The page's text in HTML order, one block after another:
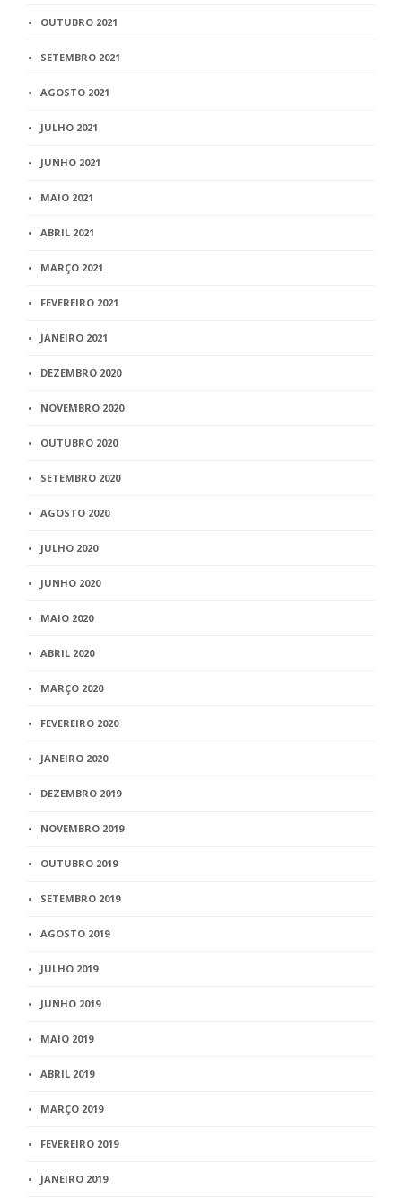
OUTUBRO 2021
SETEMBRO 2021
AGOSTO 2021
JULHO 2021
JUNHO 2021
MAIO 2021
ABRIL 2021
MARÇO 2021
FEVEREIRO 2021
JANEIRO 2021
DEZEMBRO 2020
NOVEMBRO 2020
OUTUBRO 2020
SETEMBRO 2020
AGOSTO 2020
JULHO 2020
JUNHO 2020
MAIO 2020
ABRIL 2020
MARÇO 2020
FEVEREIRO 2020
JANEIRO 2020
DEZEMBRO 2019
NOVEMBRO 2019
OUTUBRO 2019
SETEMBRO 2019
AGOSTO 2019
JULHO 2019
JUNHO 2019
MAIO 2019
ABRIL 2019
MARÇO 2019
FEVEREIRO 2019
JANEIRO 2019